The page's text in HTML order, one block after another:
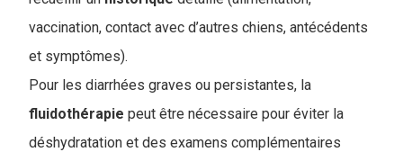
vaccination, contact avec d’autres chiens, antécédents
et symptômes).
Pour les diarrhées graves ou persistantes, la
fluidothérapie peut être nécessaire pour éviter la
déshydratation et des examens complémentaires